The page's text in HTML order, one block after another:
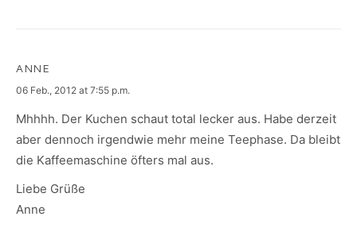
ANNE
says:
06 Feb., 2012 at 7:55 p.m.
Mhhhh. Der Kuchen schaut total lecker aus. Habe derzeit
aber dennoch irgendwie mehr meine Teephase. Da bleibt
die Kaffeemaschine öfters mal aus.
Liebe Grüße
Anne